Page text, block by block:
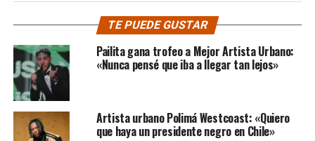
TE PUEDE GUSTAR
Pailita gana trofeo a Mejor Artista Urbano:
«Nunca pensé que iba a llegar tan lejos»
Artista urbano Polimá Westcoast: «Quiero
que haya un presidente negro en Chile»